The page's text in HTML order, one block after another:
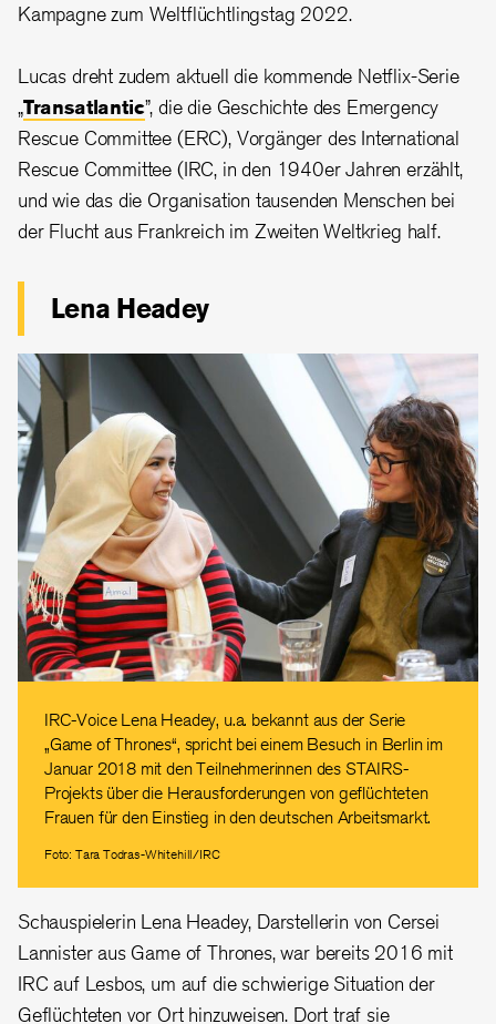
Kampagne zum Weltflüchtlingstag 2022.
Lucas dreht zudem aktuell die kommende Netflix-Serie
„Transatlantic”, die die Geschichte des Emergency
Rescue Committee (ERC), Vorgänger des International
Rescue Committee (IRC, in den 1940er Jahren erzählt,
und wie das die Organisation tausenden Menschen bei
der Flucht aus Frankreich im Zweiten Weltkrieg half.
Lena Headey
IRC-Voice Lena Headey, u.a. bekannt aus der Serie
„Game of Thrones“, spricht bei einem Besuch in Berlin im
Januar 2018 mit den Teilnehmerinnen des STAIRS-
Projekts über die Herausforderungen von geflüchteten
Frauen für den Einstieg in den deutschen Arbeitsmarkt.
Foto: Tara Todras-Whitehill/IRC
Schauspielerin Lena Headey, Darstellerin von Cersei
Lannister aus Game of Thrones, war bereits 2016 mit
IRC auf Lesbos, um auf die schwierige Situation der
Geflüchteten vor Ort hinzuweisen. Dort traf sie